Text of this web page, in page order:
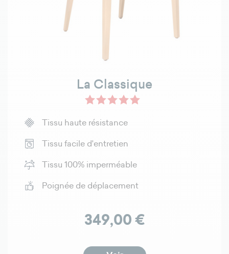
La Classique
Tissu haute résistance
Tissu facile d'entretien
Tissu 100% imperméable
Poignée de déplacement
Prix
349,00 €